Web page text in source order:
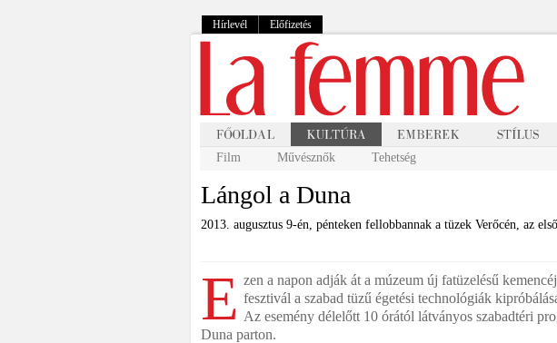
Hírlevél Előfizetés
Film Művésznők Tehetség
Lángol a Duna
2013. augusztus 9-én, pénteken fellobbannak a tüzek Verőcén, az
E zen a napon adják át a múzeum új fatüzelésű
fesztivál a szabad tüzű égetési technológiák
Az esemény délelőtt 10 órától látványos szabadtéri
Duna parton.